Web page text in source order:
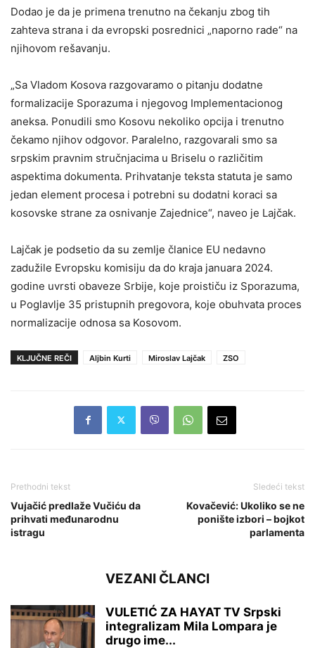
Dodao je da je primena trenutno na čekanju zbog tih
zahteva strana i da evropski posrednici „naporno rade“ na
njihovom rešavanju.
„Sa Vladom Kosova razgovaramo o pitanju dodatne
formalizacije Sporazuma i njegovog Implementacionog
aneksa. Ponudili smo Kosovu nekoliko opcija i trenutno
čekamo njihov odgovor. Paralelno, razgovarali smo sa
srpskim pravnim stručnjacima u Briselu o različitim
aspektima dokumenta. Prihvatanje teksta statuta je samo
jedan element procesa i potrebni su dodatni koraci sa
kosovske strane za osnivanje Zajednice“, naveo je Lajčak.
Lajčak je podsetio da su zemlje članice EU nedavno
zadužile Evropsku komisiju da do kraja januara 2024.
godine uvrsti obaveze Srbije, koje proističu iz Sporazuma,
u Poglavlje 35 pristupnih pregovora, koje obuhvata proces
normalizacije odnosa sa Kosovom.
KLJUČNE REČI Aljbin Kurti Miroslav Lajčak ZSO
Prethodni tekst
Vujačić predlaže Vučiću da
prihvati međunarodnu
istragu
Sledeći tekst
Kovačević: Ukoliko se ne
ponište izbori – bojkot
parlamenta
VEZANI ČLANCI
VULETIĆ ZA HAYAT TV Srpski
integralizam Mila Lompara je
drugo ime...